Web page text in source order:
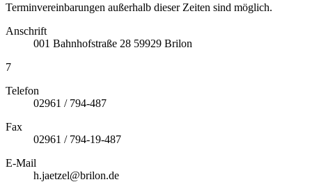
Terminvereinbarungen außerhalb dieser Zeiten sind möglich.
Anschrift
001 Bahnhofstraße 28 59929 Brilon
7
Telefon
02961 / 794-487
Fax
02961 / 794-19-487
E-Mail
h.jaetzel@brilon.de